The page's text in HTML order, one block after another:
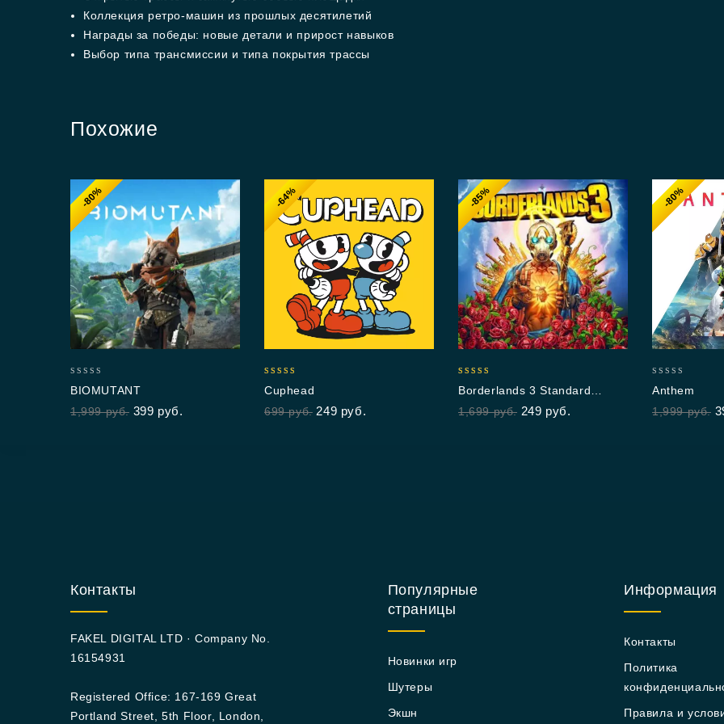
Коллекция ретро-машин из прошлых десятилетий
Награды за победы: новые детали и прирост навыков
Выбор типа трансмиссии и типа покрытия трассы
Похожие
-80%
out
of
BIOMUTANT
1,999руб. 399 руб.
-64%
out of 5
Cuphead
699руб. 249 руб.
-85%
out of 5
Borderlands 3 Standard
Edition
1,699руб. 249 руб.
-80%
out
of
Anthem
1,999руб.
Контакты
FAKEL DIGITAL LTD · Company No.
16154931
Registered Office: 167-169 Great
Portland Street, 5th Floor, London,
Популярные
страницы
Новинки игр
Шутеры
Экшн
Информация
Контакты
Политика
Правила и